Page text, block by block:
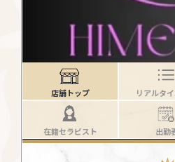
店舗トップ リアルタ
在籍セラピスト 出勤